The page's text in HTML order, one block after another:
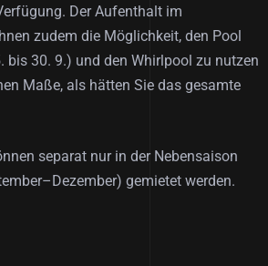
Der Aufenthalt im
zudem die Möglichkeit, den Pool
bis 30. 9.) und den Whirlpool zu nutzen
Maße, als hätten Sie das gesamte
separat nur in der Nebensaison
gemietet werden.